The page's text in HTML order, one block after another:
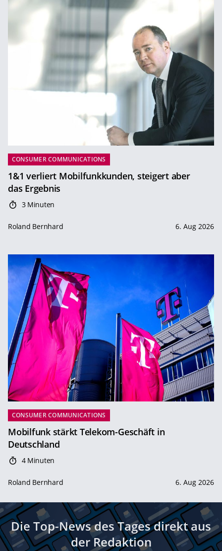
CONSUMER COMMUNICATIONS
1&1 verliert Mobilfunkkunden, steigert aber
das Ergebnis
3 Minuten
Roland Bernhard 6. Aug 2026
CONSUMER COMMUNICATIONS
Mobilfunk stärkt Telekom-Geschäft in
Deutschland
4 Minuten
Roland Bernhard 6. Aug 2026
Die Top-News des Tages direkt aus
der Redaktion